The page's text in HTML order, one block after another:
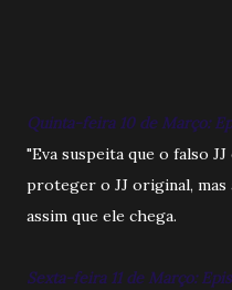
Quinta-feira 10 de Março:
"Eva suspeita que o falso
proteger o JJ original, mas
assim que ele chega.
Sexta-feira 11 de Março: